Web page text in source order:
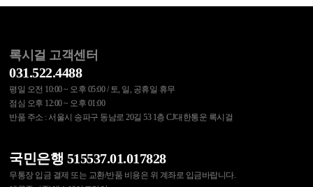
록시걸 고객센터
031.522.4488
평일 오전 10:00 ~ 오후 05:00 / 토, 일, 공휴일 휴무
점심 오후 12:00 ~ 오후 01:00
반품 주소 : 서울시 송파구 동남로 20길 53 1층 CJ대한통운 록시걸
국민은행 515537.01.017828
무통장 입금 결제 또는 교환/반품 비용은 위 계좌로 입금바랍니다.